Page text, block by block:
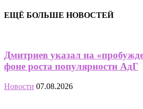
ЕЩЁ БОЛЬШЕ НОВОСТЕЙ
Дмитриев указал на
фоне роста популярности АдГ
Новости 07.08.2026